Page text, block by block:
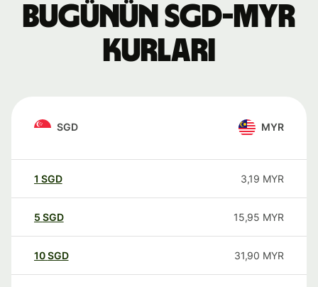
Bugünün SGD-MYR
kurları
SGD MYR
1 SGD 3,19 MYR
5 SGD 15,95 MYR
10SGD 31,90 MYR